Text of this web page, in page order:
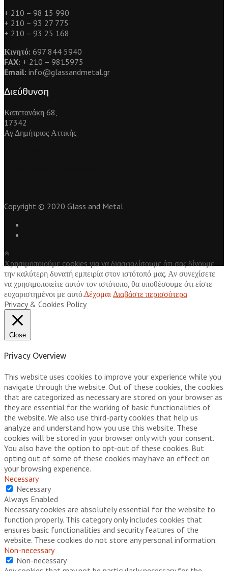
+ 210 – 98 15 990
+ 210 – 93 27 775
+ 210 – 93 25 168
Κινητό: 697 844 5940
FAX: + 210 – 9815975
Email: info@glassandmetal.gr
Διεύθυνση
Καπετανάκη 68,
17342
Αγ.Δημήτριος Αττικής
Copyright © 2020 Glass and Metal
Χρησιμοποιούμε cookies για να διασφαλίσουμε ότι σας δίνουμε
την καλύτερη δυνατή εμπειρία στον ιστότοπό μας. Αν συνεχίσετε
να χρησιμοποιείτε αυτόν τον ιστότοπο, θα υποθέσουμε ότι είστε
ευχαριστημένοι με αυτό.Δέχομαι Διαβάστε περισσότερα
Privacy & Cookies Policy
Close
Privacy Overview
This website uses cookies to improve your experience while you
navigate through the website. Out of these cookies, the cookies
that are categorized as necessary are stored on your browser as
they are essential for the working of basic functionalities of
the website. We also use third-party cookies that help us
analyze and understand how you use this website. These
cookies will be stored in your browser only with your consent.
You also have the option to opt-out of these cookies. But
opting out of some of these cookies may have an effect on
your browsing experience.
Necessary
Necessary
Always Enabled
Necessary cookies are absolutely essential for the website to
function properly. This category only includes cookies that
ensures basic functionalities and security features of the
website. These cookies do not store any personal information.
Non-necessary
Non-necessary